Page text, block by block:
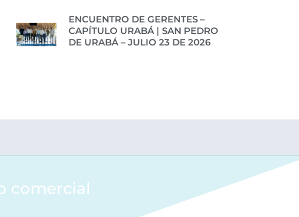
ENCUENTRO DE GERENTES –
CAPÍTULO URABÁ | SAN PEDRO
DE URABÁ – JULIO 23 DE 2026
comercial